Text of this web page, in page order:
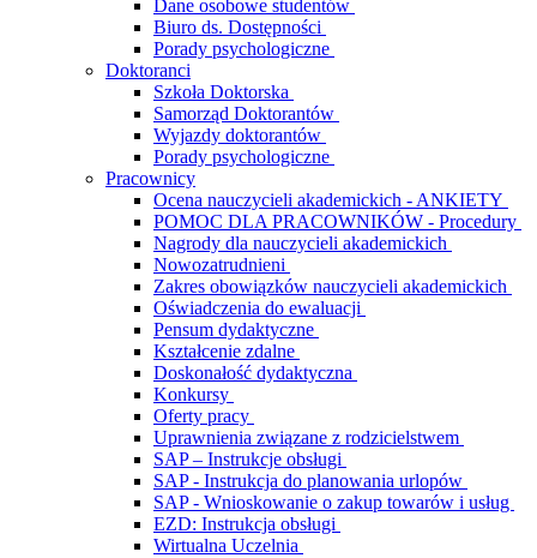
Dane osobowe studentów
Biuro ds. Dostępności
Porady psychologiczne
Doktoranci
Szkoła Doktorska
Samorząd Doktorantów
Wyjazdy doktorantów
Porady psychologiczne
Pracownicy
Ocena nauczycieli akademickich - ANKIETY
POMOC DLA PRACOWNIKÓW - Procedury
Nagrody dla nauczycieli akademickich
Nowozatrudnieni
Zakres obowiązków nauczycieli akademickich
Oświadczenia do ewaluacji
Pensum dydaktyczne
Kształcenie zdalne
Doskonałość dydaktyczna
Konkursy
Oferty pracy
Uprawnienia związane z rodzicielstwem
SAP – Instrukcje obsługi
SAP - Instrukcja do planowania urlopów
SAP - Wnioskowanie o zakup towarów i usług
EZD: Instrukcja obsługi
Wirtualna Uczelnia